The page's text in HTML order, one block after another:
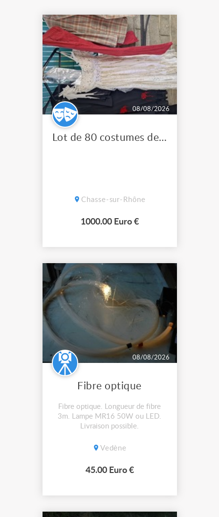
08/08/2026
Lot de 80 costumes de scène pro
Chasse-sur-Rhône
1000.00 Euro €
08/08/2026
Fibre optique
Fibre optique. Longueur de fibre
3m. Lampe MR16 50W ou LED.
Livraison possible.
Vedène
45.00 Euro €